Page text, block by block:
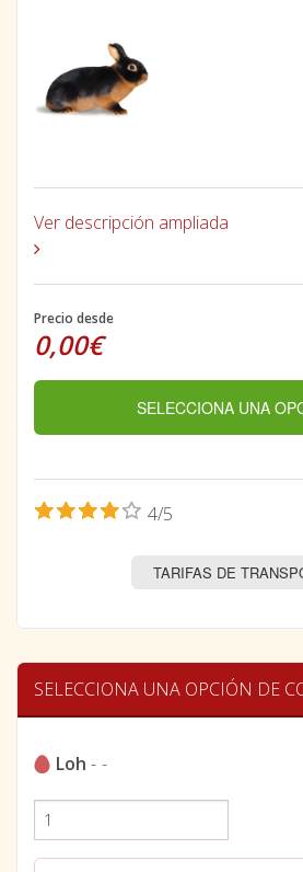
Ver descripción ampliada
Precio desde
0,00€
SELECCIONA UNA
4/5
TARIFAS DE
SELECCIONA UNA OPCIÓN DE
Loh - -